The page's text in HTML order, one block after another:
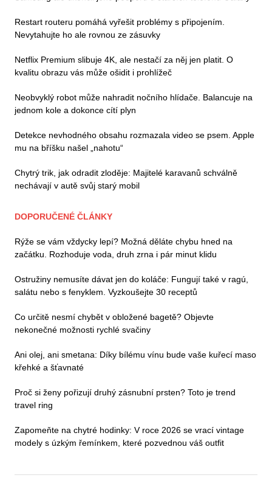
Restart routeru pomáhá vyřešit problémy s připojením.
Nevytahujte ho ale rovnou ze zásuvky
Netflix Premium slibuje 4K, ale nestačí za něj jen platit. O
kvalitu obrazu vás může ošidit i prohlížeč
Neobvyklý robot může nahradit nočního hlídače. Balancuje na
jednom kole a dokonce cítí plyn
Detekce nevhodného obsahu rozmazala video se psem. Apple
mu na bříšku našel „nahotu“
Chytrý trik, jak odradit zloděje: Majitelé karavanů schválně
nechávají v autě svůj starý mobil
DOPORUČENÉ ČLÁNKY
Rýže se vám vždycky lepí? Možná děláte chybu hned na
začátku. Rozhoduje voda, druh zrna i pár minut klidu
Ostružiny nemusíte dávat jen do koláče: Fungují také v ragú,
salátu nebo s fenyklem. Vyzkoušejte 30 receptů
Co určitě nesmí chybět v obložené bagetě? Objevte
nekonečné možnosti rychlé svačiny
Ani olej, ani smetana: Díky bílému vínu bude vaše kuřecí maso
křehké a šťavnaté
Proč si ženy pořizují druhý zásnubní prsten? Toto je trend
travel ring
Zapomeňte na chytré hodinky: V roce 2026 se vrací vintage
modely s úzkým řemínkem, které pozvednou váš outfit